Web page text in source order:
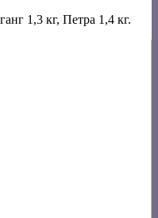
1,3 кг, Петра 1,4 кг.